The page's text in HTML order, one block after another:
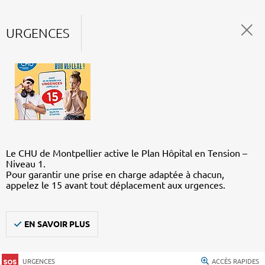
URGENCES
Le CHU de Montpellier active le Plan Hôpital en Tension –
Niveau 1.
Pour garantir une prise en charge adaptée à chacun,
appelez le 15 avant tout déplacement aux urgences.
EN SAVOIR PLUS
URGENCES ACCÈS RAPIDES